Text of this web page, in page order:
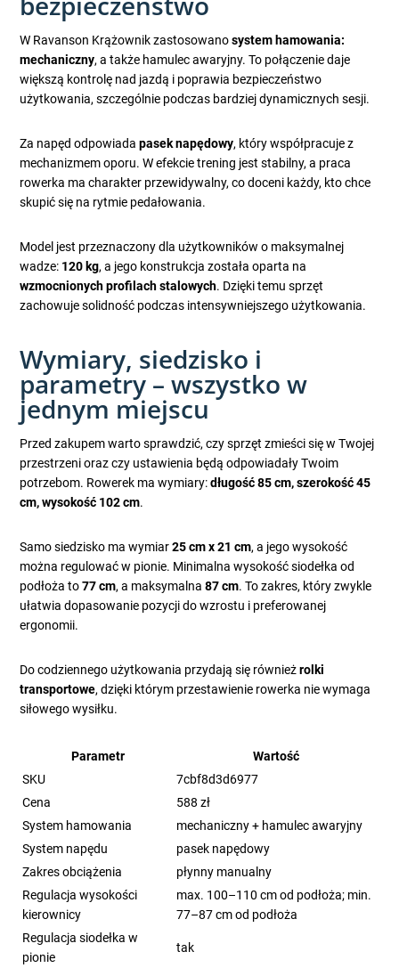
W Ravanson Krążownik zastosowanosystem hamowania:
mechaniczny, a także hamulec awaryjny. To połączenie daje
większą kontrolę nad jazdą i poprawia bezpieczeństwo
użytkowania, szczególnie podczas bardziej dynamicznych sesji.
Za napęd odpowiadapasek napędowy, który współpracuje z
mechanizmem oporu. W efekcie trening jest stabilny, a praca
rowerka ma charakter przewidywalny, co doceni każdy, kto chce
skupić się na rytmie pedałowania.
Model jest przeznaczony dla użytkowników o maksymalnej
wadze: 120 kg, a jego konstrukcja została oparta na
wzmocnionych profilach stalowych. Dzięki temu sprzęt
zachowuje solidność podczas intensywniejszego użytkowania.
Wymiary, siedzisko i
parametry – wszystko w
jednym miejscu
Przed zakupem warto sprawdzić, czy sprzęt zmieści się w Twojej
przestrzeni oraz czy ustawienia będą odpowiadały Twoim
potrzebom. Rowerek ma wymiary:długość 85 cm, szerokość 45
cm, wysokość 102 cm.
Samo siedzisko ma wymiar25 cm x 21 cm, a jego wysokość
można regulować w pionie. Minimalna wysokość siodełka od
podłoża to77 cm, a maksymalna87 cm. To zakres, który zwykle
ułatwia dopasowanie pozycji do wzrostu i preferowanej
ergonomii.
Do codziennego użytkowania przydają się równieżrolki
transportowe, dzięki którym przestawienie rowerka nie wymaga
siłowego wysiłku.
Parametr
Wartość
SKU
7cbf8d3d6977
Cena
588 zł
System hamowania
mechaniczny + hamulec awaryjny
System napędu
pasek napędowy
Zakres obciążenia
płynny manualny
Regulacja wysokości
kierownicy
max. 100–110 cm od podłoża; min.
77–87 cm od podłoża
Regulacja siodełka w
pionie
tak